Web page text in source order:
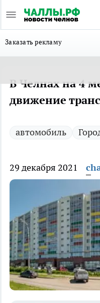
Заказать рекламу
В Челнах на 4
движение
автомобиль
29 декабря 2021